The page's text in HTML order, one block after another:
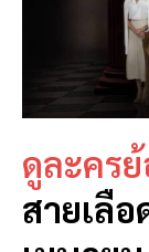
ดูละคร
สายเลื